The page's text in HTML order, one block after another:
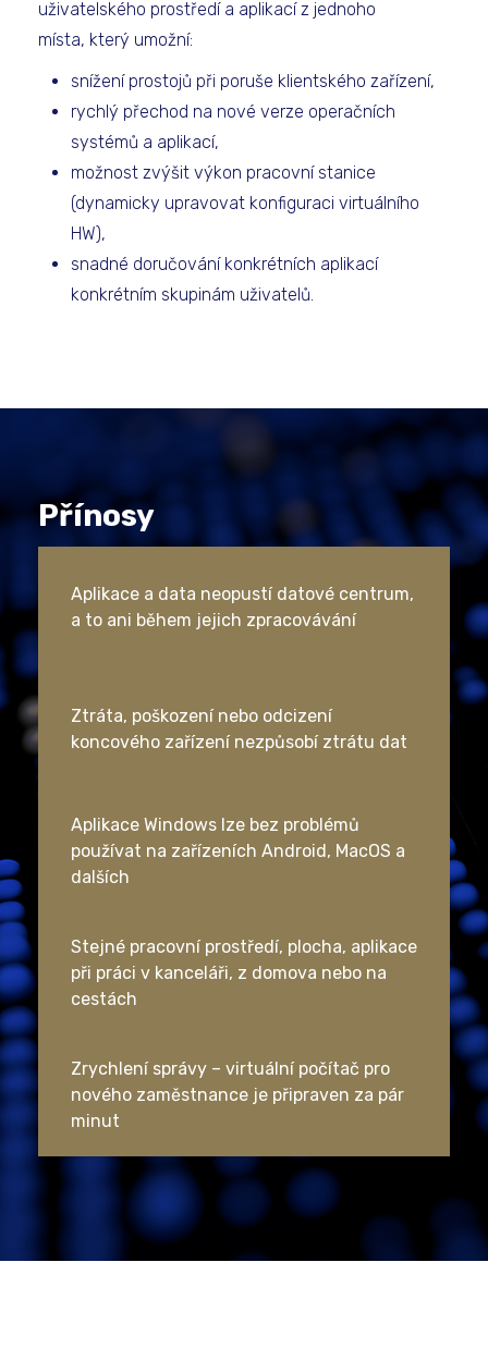
uživatelského prostředí a aplikací z jednoho
místa, který umožní:
snížení prostojů při poruše klientského zařízení,
rychlý přechod na nové verze operačních
systémů a aplikací,
možnost zvýšit výkon pracovní stanice
(dynamicky upravovat konfiguraci virtuálního
HW),
snadné doručování konkrétních aplikací
konkrétním skupinám uživatelů.
Přínosy
Aplikace a data neopustí datové centrum,
a to ani během jejich zpracovávání
Ztráta, poškození nebo odcizení
koncového zařízení nezpůsobí ztrátu dat
Aplikace Windows lze bez problémů
používat na zařízeních Android, MacOS a
dalších
Stejné pracovní prostředí, plocha, aplikace
při práci v kanceláři, z domova nebo na
cestách
Zrychlení správy – virtuální počítač pro
nového zaměstnance je připraven za pár
minut